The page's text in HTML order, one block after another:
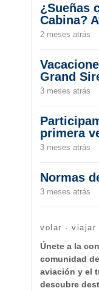
¿Sueñas
Cabina?
2 meses atrás
Grand
3 meses atrás
primera
3 meses atrás
Normas
3 meses atrás
volar · viajar
Únete a la
comunidad
aviación y el
descubre